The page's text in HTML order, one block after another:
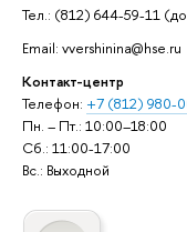
Тел.: (812) 644-59-11
Email: vvershinina@hse.ru
Контакт-центр
Телефон: +7 (812) 980-
Пн. – Пт.: 10:00–18:00
Сб.: 11:00-17:00
Вс.: Выходной